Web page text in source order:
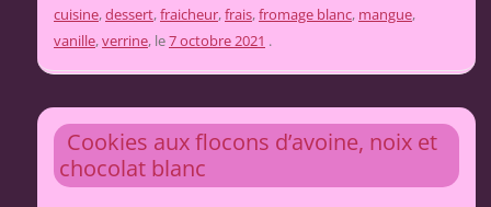
cuisine,dessert,fraicheur,frais,fromage blanc, mangue,
vanille,verrine, le7 octobre 2021 .
Cookies aux flocons d’avoine, noix et
chocolat blanc